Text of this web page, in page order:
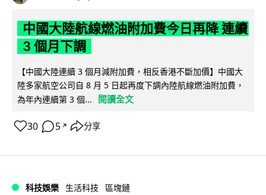
中國大陸航線燃油附加費今日再降 連續
3 個月下調
【中國大陸連續 3 個月減附加費，相反香港不斷加價】中國大
陸多家航空公司自 8 月 5 日起再度下調內陸航線燃油附加費，
為年內連續第 3 個...
閱讀全文
30 5 ↗ 分享
科技娛樂 生活科技 區塊鏈